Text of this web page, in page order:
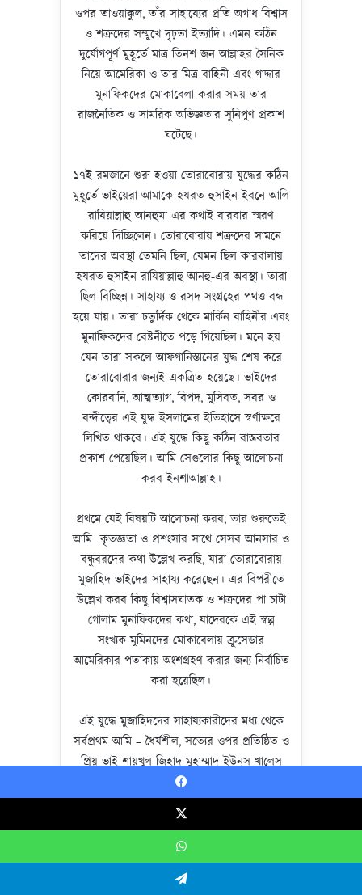
ওপর তাওয়াক্কুল, তাঁর সাহায্যের প্রতি অগাধ বিশ্বাস
ও শত্রুদের সম্মুখে দৃঢ়তা ইত্যাদি। এমন কঠিন
দুর্যোগপূর্ণ মুহূর্তে মাত্র তিনশ জন আল্লাহর সৈনিক
নিয়ে আমেরিকা ও তার মিত্র বাহিনী এবং গাদ্দার
মুনাফিকদের মোকাবেলা করার সময় তার
রাজনৈতিক ও সামরিক অভিজ্ঞতার সুনিপুণ প্রকাশ
ঘটেছে।
১৭ই রমজানে শুরু হওয়া তোরাবোরায় যুদ্ধের কঠিন
মুহূর্তে ভাইয়েরা আমাকে হযরত হুসাইন ইবনে আলি
রাযিয়াল্লাহু আনহুমা-এর কথাই বারবার স্মরণ
করিয়ে দিচ্ছিলেন। তোরাবোরায় শত্রুদের সামনে
তাদের অবস্থা তেমনি ছিল, যেমন ছিল কারবালায়
হযরত হুসাইন রাযিয়াল্লাহু আনহু-এর অবস্থা। তারা
ছিল বিচ্ছিন্ন। সাহায্য ও রসদ সংগ্রহের পথও বন্ধ
হয়ে যায়। তারা চতুর্দিক থেকে মার্কিন বাহিনীর এবং
মুনাফিকদের বেষ্টনীতে পড়ে গিয়েছিল। মনে হয়
যেন তারা সকলে আফগানিস্তানের যুদ্ধ শেষ করে
তোরাবোরার জন্যই একত্রিত হয়েছে। ভাইদের
কোরবানি, আত্মত্যাগ, বিপদ, মুসিবত, সবর ও
বন্দীত্বের এই যুদ্ধ ইসলামের ইতিহাসে স্বর্ণাক্ষরে
লিখিত থাকবে। এই যুদ্ধে কিছু কঠিন বাস্তবতার
প্রকাশ পেয়েছিল। আমি সেগুলোর কিছু আলোচনা
করব ইনশাআল্লাহ।
প্রথমে যেই বিষয়টি আলোচনা করব, তার শুরুতেই
আমি কৃতজ্ঞতা ও প্রশংসার সাথে সেসব আনসার ও
বন্ধুবরদের কথা উল্লেখ করছি, যারা তোরাবোরায়
মুজাহিদ ভাইদের সাহায্য করেছেন। এর বিপরীতে
উল্লেখ করব কিছু বিশ্বাসঘাতক ও শত্রুদের পা চাটা
গোলাম মুনাফিকদের কথা, যাদেরকে এই স্বল্প
সংখ্যক মুমিনদের মোকাবেলায় ক্রুসেডার
আমেরিকার পতাকায় অংশগ্রহণ করার জন্য নির্বাচিত
করা হয়েছিল।
এই যুদ্ধে মুজাহিদদের সাহায্যকারীদের মধ্য থেকে
সর্বপ্রথম আমি – ধৈর্যশীল, সত্যের ওপর প্রতিষ্ঠিত ও
প্রিয় ভাই শায়খুল জিহাদ মুহাম্মাদ ইউনুস খালেস
রহিমাহুল্লাহ-এর সম্পর্কে আলোচনা করব। আল্লাহ
তাঁকে জান্নাতের উচ্চ মাকাম দান করুন। আমি
পূর্বের আলোচনায় তাঁর দৃঢ়তা, শায়খ উসামার প্রতি
ভালোবাসা এবং শক্ত বন্ধন সর্ম্পকে আলোচনা
করেছি। আমি এখন তোরাবোরায় তাঁর একটি শ্রেষ্ঠ
দিক নিয়ে আলোকপাত করব ইনশা আল্লাহ।
Facebook
X
WhatsApp